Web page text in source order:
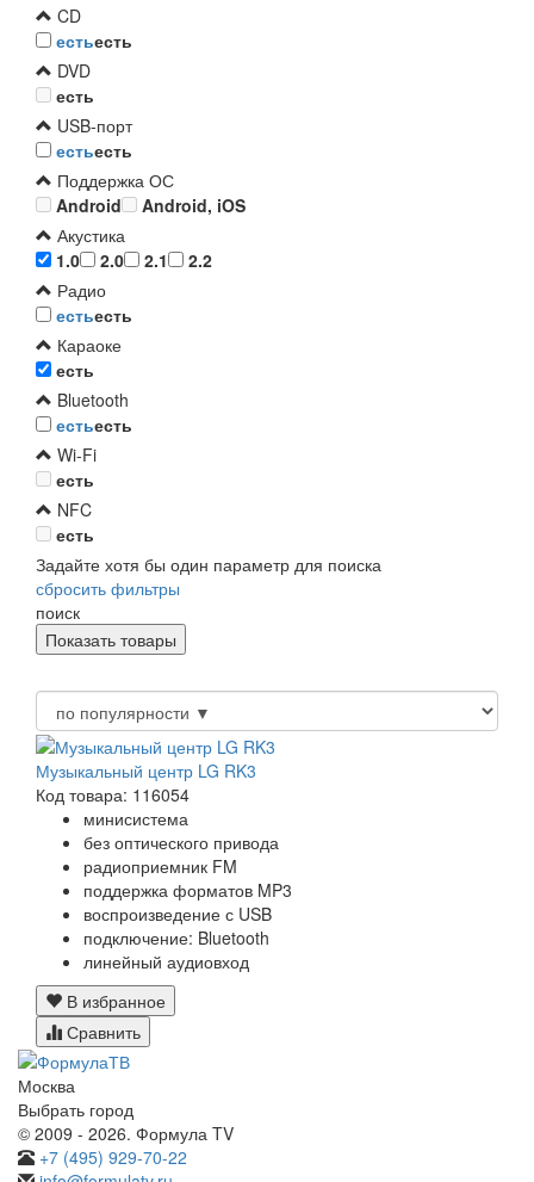
CD
естьесть
DVD
есть
USB-порт
естьесть
Поддержка ОС
Android
Android, iOS
Акустика
1.0
2.0 2.1
2.2
Радио
естьесть
Караоке
есть
Bluetooth
естьесть
Wi-Fi
есть
NFC
есть
Задайте хотя бы один параметр для поиска
сбросить фильтры
поиск
Музыкальный центр LG RK3
Код товара: 116054
минисистема
без оптического привода
радиоприемник FM
поддержка форматов MP3
воспроизведение с USB
подключение: Bluetooth
линейный аудиовход
В избранное
Сравнить
Москва
Выбрать город
© 2009 - 2026. Формула TV
+7 (495) 929-70-22